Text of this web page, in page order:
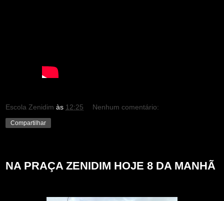
Escola Zenidim às 12:25 Nenhum comentário:
Compartilhar
NA PRAÇA ZENIDIM HOJE 8 DA MANHÃ